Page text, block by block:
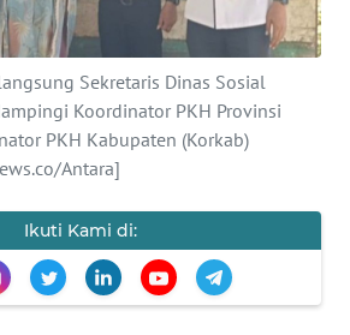
Sekretaris Dinas Sosial
Koordinator PKH Provinsi
PKH Kabupaten (Korkab)
Antara]
Ikuti Kami di: